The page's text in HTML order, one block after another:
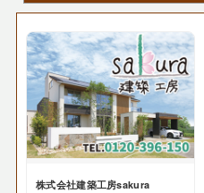
株式会社建築工房sakura